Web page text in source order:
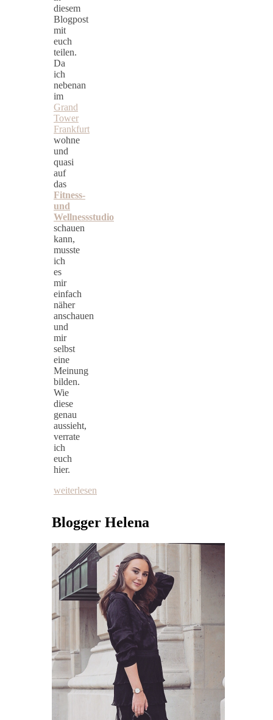
diesem
Blogpost
mit
euch
teilen.
Da
ich
nebenan
im
Grand
Tower
Frankfurt
wohne
und
quasi
auf
das
Fitness-
und
Wellnessstudio
schauen
kann,
musste
ich
es
mir
einfach
näher
anschauen
und
mir
selbst
eine
Meinung
bilden.
Wie
diese
genau
aussieht,
verrate
ich
euch
hier.
weiterlesen
Blogger Helena